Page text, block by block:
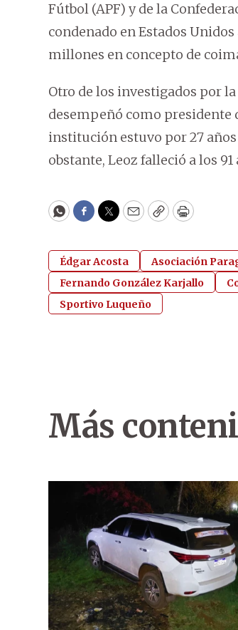
Fútbol (APF) y de la
condenado en Estados
millones en concepto de
Otro de los investigados por
desempeñó como presidente
institución estuvo por 27
obstante, Leoz falleció a los
WhatsApp
Facebook
Twitter
EmailCopyPrint
Édgar Acosta Asociación
Fernando González Karjallo
Sportivo Luqueño
Más